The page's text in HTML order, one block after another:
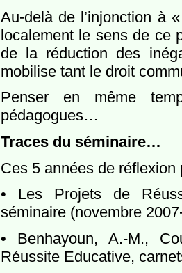
Au-delà de l’injonction à
localement le sens de ce
de la réduction des
mobilise tant le droit
Penser en même
pédagogues…
Traces du séminaire…
Ces 5 années de
• Les Projets de
séminaire (novembre
• Benhayoun, A.-M.,
Réussite Educative,